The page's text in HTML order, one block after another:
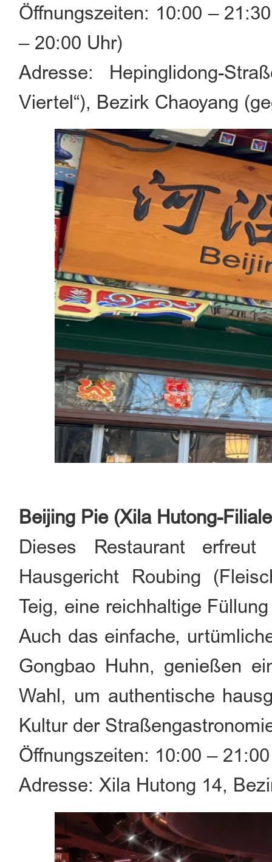
Öffnungszeiten: 10:00 –
– 20:00 Uhr)
Adresse: Hepinglidong-
Viertel“), Bezirk Chaoyang
Beijing Pie (Xila Hutong-
Dieses Restaurant
Hausgericht Roubing
Teig, eine reichhaltige
Auch das einfache,
Gongbao Huhn, genießen
Wahl, um authentische
Kultur der
Öffnungszeiten: 10:00 –
Adresse: Xila Hutong 14,